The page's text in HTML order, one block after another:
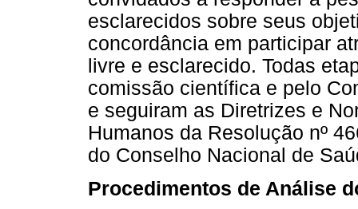
esclarecidos sobre seus
concordância em participar
livre e esclarecido. Todas
comissão científica e pelo
e seguiram as Diretrizes e
Humanos da Resolução nº
do Conselho Nacional de
Procedimentos de Análise